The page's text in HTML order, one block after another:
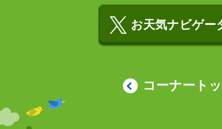
お天気ナビゲー
コーナート